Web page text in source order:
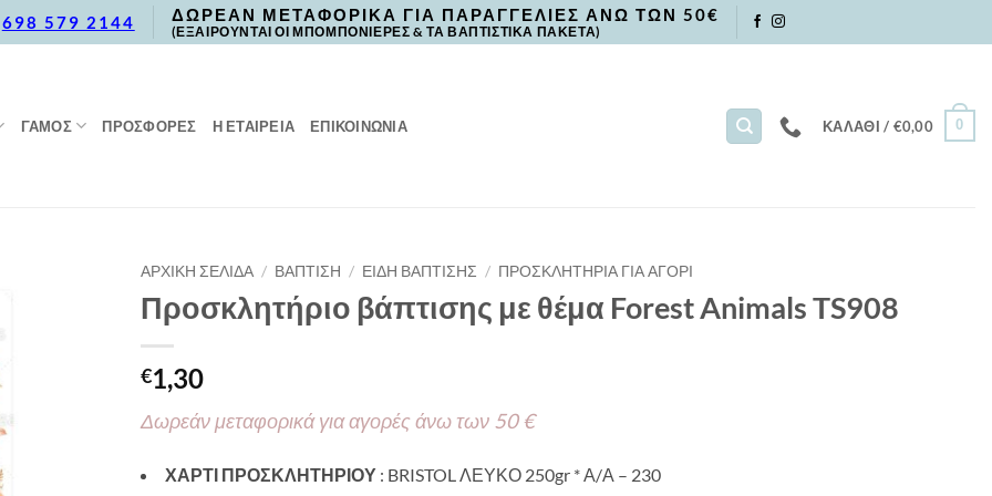
698 579 2144 ΔΩΡΕΑΝ ΜΕΤΑΦΟΡΙΚΑ ΓΙΑ ΠΑΡΑΓΓΕΛΙΕΣ ΑΝΩ ΤΩΝ 50€
(ΕΞΑΙΡΟΥΝΤΑΙ ΟΙ ΜΠΟΜΠΟΝΙΕΡΕΣ & ΤΑ ΒΑΠΤΙΣΤΙΚΑ ΠΑΚΕΤΑ)
ΓΑΜΟΣ ΠΡΟΣΦΟΡΈΣ Η ΕΤΑΙΡΕΙΑ ΕΠΙΚΟΙΝΩΝΙΑ ΚΑΛΆΘΙ / €0,00 0
ΑΡΧΙΚΉ ΣΕΛΊΔΑ / ΒΑΠΤΙΣΗ / ΕΙΔΗ ΒΑΠΤΙΣΗΣ / ΠΡΟΣΚΛΗΤΗΡΙΑ ΓΙΑ ΑΓΟΡΙ
Προσκλητήριο βάπτισης με θέμα Forest Animals TS908
€1,30
Δωρεάν μεταφορικά για αγορές άνω των 50 €
ΧΑΡΤΙ ΠΡΟΣΚΛΗΤΗΡΙΟΥ : BRISTOL ΛΕΥΚΟ 250gr * Α/Α – 230